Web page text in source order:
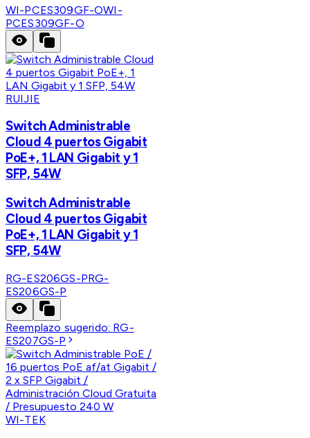
WI-PCES309GF-OWI-
PCES309GF-O
RUIJIE
Switch Administrable
Cloud 4 puertos Gigabit
PoE+, 1 LAN Gigabit y 1
SFP, 54W
Switch Administrable
Cloud 4 puertos Gigabit
PoE+, 1 LAN Gigabit y 1
SFP, 54W
RG-ES206GS-PRG-
ES206GS-P
Reemplazo sugerido: RG-
ES207GS-P
WI-TEK